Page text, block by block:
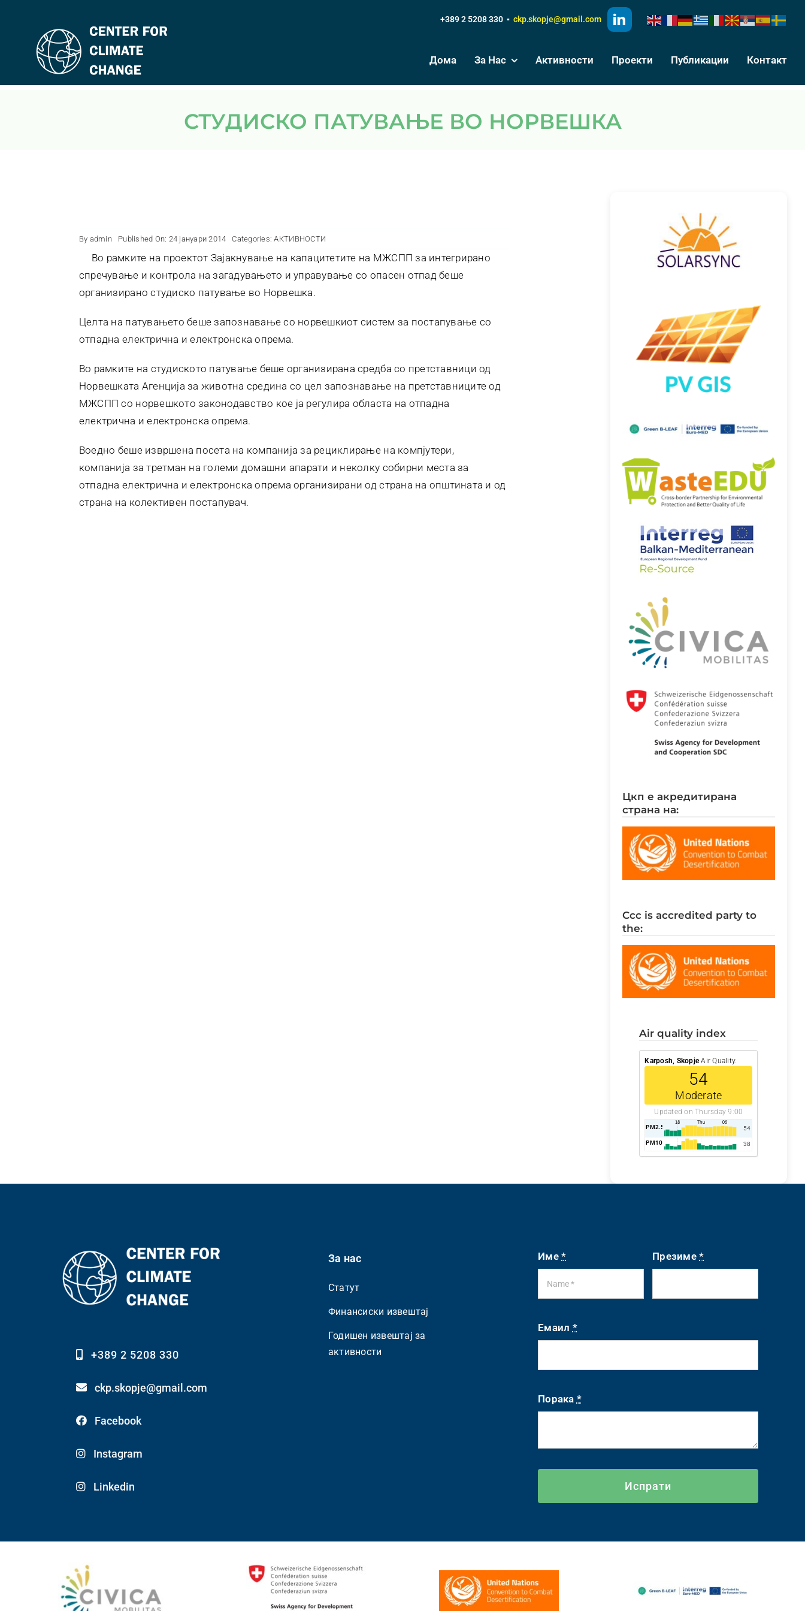
+389 2 5208 330 ▪ ckp.skopje@gmail.com
Дома За Нас Активности Проекти Публикации Контакт
СТУДИСКО ПАТУВАЊЕ ВО НОРВЕШКА
By admin Published On: 24 јануари 2014 Categories:АКТИВНОСТИ
Во рамките на проектот Зајакнување на капацитетите на МЖСПП за интегрирано
спречување и контрола на загадувањето и управување со опасен отпад беше
организирано студиско патување во Норвешка.
Целта на патувањето беше запознавање со норвешкиот систем за постапување со
отпадна електрична и електронска опрема.
Во рамките на студиското патување беше организирана средба со претставници од
Норвешката Агенција за животна средина со цел запознавање на претставниците од
МЖСПП со норвешкото законодавство кое ја регулира областа на отпадна
електрична и електронска опрема.
Воедно беше извршена посета на компанија за рециклирање на компјутери,
компанија за третман на големи домашни апарати и неколку собирни места за
отпадна електрична и електронска опрема организирани од страна на општината и од
страна на колективен постапувач.
цкп е акредитирана
страна на:
ccc is accredited party to
the:
air quality index
Karposh, SkopjeAir Quality.
54
Moderate
Updated on Thursday 9:00
PM2.5 54
PM10 38
+389 2 5208 330
ckp.skopje@gmail.com
Facebook
Instagram
Linkedin
За нас
Статут
Финансиски извештај
Годишен извештај за
активности
Име* Презиме*
Емаил *
Порака *
Испрати